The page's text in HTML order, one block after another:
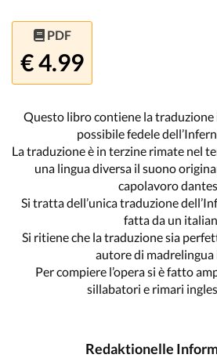
PDF
€ 4.99
Questo libro contiene la traduzione
possibile fedele
La traduzione è in terzine rimate nel
una lingua diversa il suono
capolavoro
Si tratta dell’unica traduzione
fatta da un
Si ritiene che la traduzione sia
autore di madrelingua
Per compiere l’opera si è fatto
sillabatori e rimari
Redaktionelle